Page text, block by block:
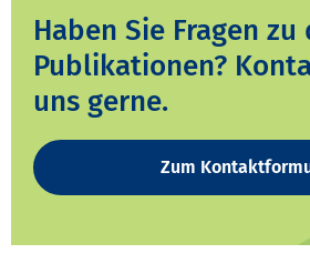
Haben Sie Fragen zu
Publikationen?
uns gerne.
Zum